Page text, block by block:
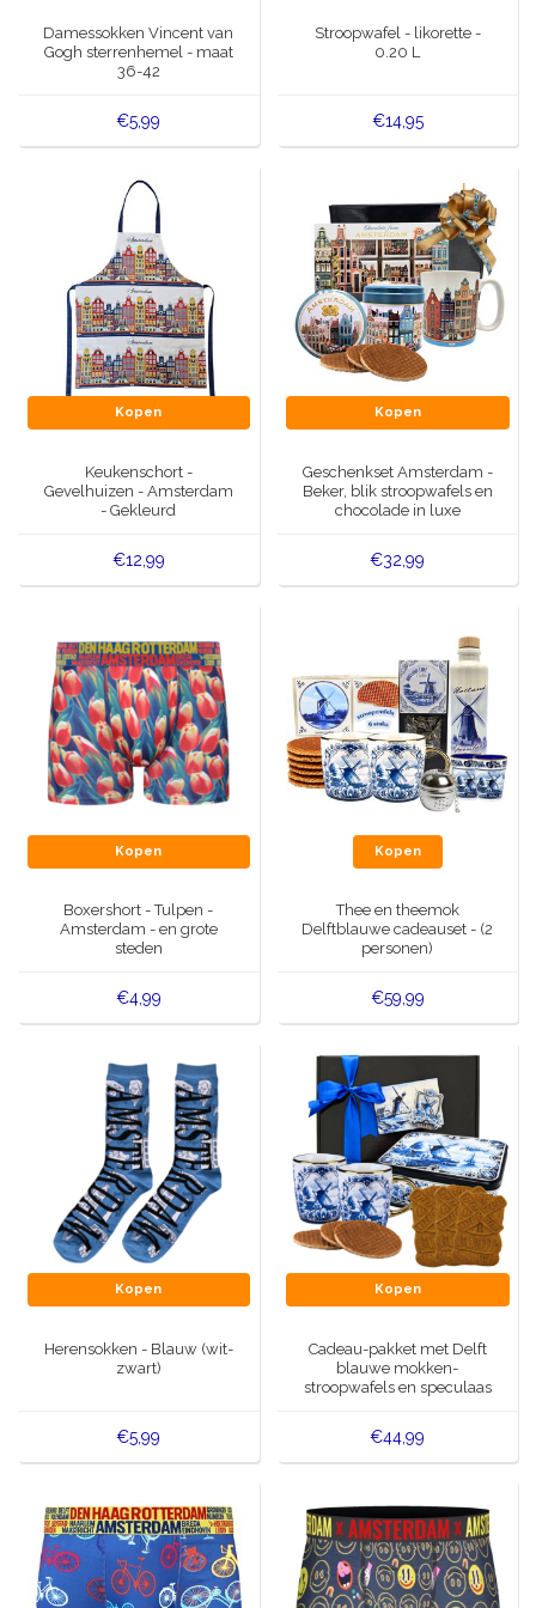
Wens & Ansichtkaarten
Koninghuis artikelen
Pins - Speldjes
Wandborden - Gekleurd en Delfts blauw
Peper en Zout stelletjes
Speelkaarten
Delfts blauwe magneten
Damessokken Vincent van
Gogh sterrenhemel - maat
36-42
€5,99
Stroopwafel - likorette -
0.20 L
€14,95
Kopen
Keukenschort -
Gevelhuizen - Amsterdam
- Gekleurd
€12,99
Kopen
Geschenkset Amsterdam -
Beker, blik stroopwafels en
chocolade in luxe
€32,99
Kopen
Boxershort - Tulpen -
Amsterdam - en grote
steden
€4,99
Kopen
Thee en theemok
Delftblauwe cadeauset - (2
personen)
€59,99
Kopen
Herensokken - Blauw (wit-
zwart)
€5,99
Kopen
Cadeau-pakket met Delft
blauwe mokken-
stroopwafels en speculaas
€44,99